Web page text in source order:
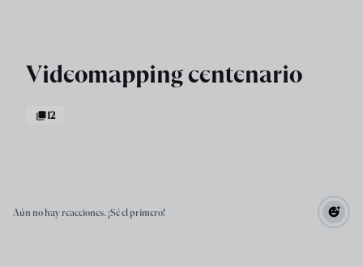
Videomapping centenario
12
Aún no hay reacciones. ¡Sé el primero!